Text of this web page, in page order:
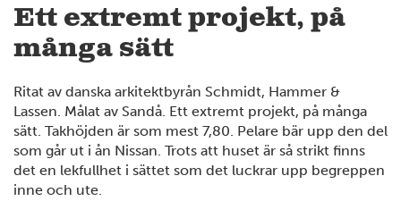
Ett extremt projekt, på
många sätt
Ritat av danska arkitektbyrån Schmidt, Hammer &
Lassen. Målat av Sandå. Ett extremt projekt, på många
sätt. Takhöjden är som mest 7,80. Pelare bär upp den del
som går ut i ån Nissan. Trots att huset är så strikt finns
det en lekfullhet i sättet som det luckrar upp begreppen
inne och ute.